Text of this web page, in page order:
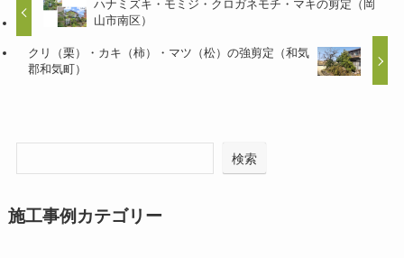
ハナミズキ・モミジ・クロガネモチ・マキの剪定（岡
山市南区）
クリ（栗）・カキ（柿）・マツ（松）の強剪定（和気
郡和気町）
検索
施工事例カテゴリー